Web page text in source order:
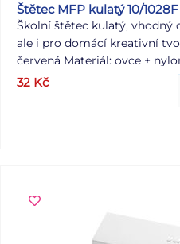
Štětec MFP kulatý 10/1028F
Školní štětec kulatý, vhodný
ale i pro domácí kreativní
červená Materiál: ovce +
vodovými a temperovými
různých ploch na papíře, k
32 Kč